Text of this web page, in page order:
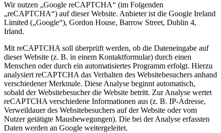
Wir nutzen „Google reCAPTCHA“ (im Folgenden
„reCAPTCHA“) auf dieser Website. Anbieter ist die Google Ireland
Limited („Google“), Gordon House, Barrow Street, Dublin 4,
Irland.
Mit reCAPTCHA soll überprüft werden, ob die Dateneingabe auf
dieser Website (z. B. in einem Kontaktformular) durch einen
Menschen oder durch ein automatisiertes Programm erfolgt. Hierzu
analysiert reCAPTCHA das Verhalten des Websitebesuchers anhand
verschiedener Merkmale. Diese Analyse beginnt automatisch,
sobald der Websitebesucher die Website betritt. Zur Analyse wertet
reCAPTCHA verschiedene Informationen aus (z. B. IP-Adresse,
Verweildauer des Websitebesuchers auf der Website oder vom
Nutzer getätigte Mausbewegungen). Die bei der Analyse erfassten
Daten werden an Google weitergeleitet.